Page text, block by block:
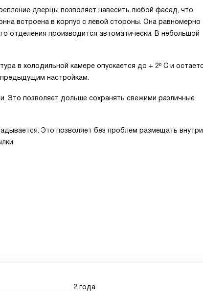
дверцы позволяет навесить любой фасад, что
встроена в корпус с левой стороны. Она равномерно
отделения производится автоматически. В небольшой
в холодильной камере опускается до + 2º С и
настройкам.
Это позволяет дольше сохранять свежими различные
Это позволяет без проблем размещать внутри
2 года